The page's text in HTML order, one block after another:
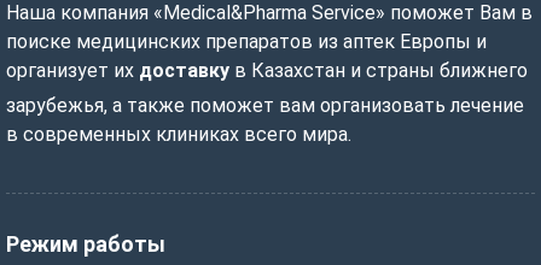
Наша компания «Medical&Pharma Service» поможет Вам в
поиске медицинских препаратов из аптек Европы и
организует их доставку в Казахстан и страны ближнего
зарубежья, а также поможет вам организовать лечение
в современных клиниках всего мира.
Режим работы